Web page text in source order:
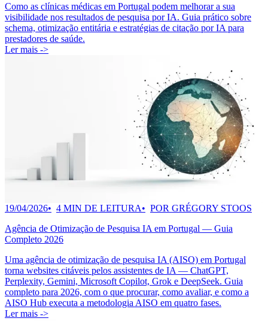
Como as clínicas médicas em Portugal podem melhorar a sua
visibilidade nos resultados de pesquisa por IA. Guia prático sobre
schema, otimização entitária e estratégias de citação por IA para
prestadores de saúde.
Ler mais ->
19/04/2026 4 MIN DE LEITURA
POR GRÉGORY STOOS
Agência de Otimização de Pesquisa IA em Portugal — Guia
Completo 2026
Uma agência de otimização de pesquisa IA (AISO) em Portugal
torna websites citáveis pelos assistentes de IA — ChatGPT,
Perplexity, Gemini, Microsoft Copilot, Grok e DeepSeek. Guia
completo para 2026, com o que procurar, como avaliar, e como a
AISO Hub executa a metodologia AISO em quatro fases.
Ler mais ->